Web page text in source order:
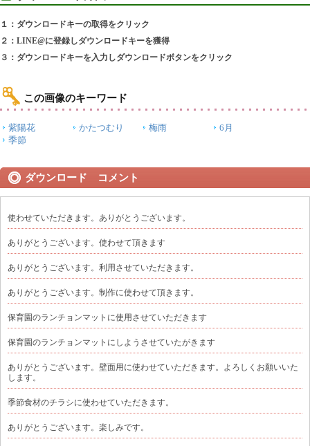
１：ダウンロードキーの取得をクリック
２：LINE@に登録しダウンロードキーを獲得
３：ダウンロードキーを入力しダウンロードボタンをクリック
この画像のキーワード
紫陽花 かたつむり 梅雨
6月
季節
ダウンロード コメント
使わせていただきます。ありがとうございます。
ありがとうございます。使わせて頂きます
ありがとうございます。利用させていただきます。
ありがとうございます。制作に使わせて頂きます。
保育園のランチョンマットに使用させていただきます
保育園のランチョンマットにしようさせていたがきます
ありがとうございます。壁面用に使わせていただきます。よろしくお願いいた
します。
季節食材のチラシに使わせていただきます。
ありがとうございます。楽しみです。